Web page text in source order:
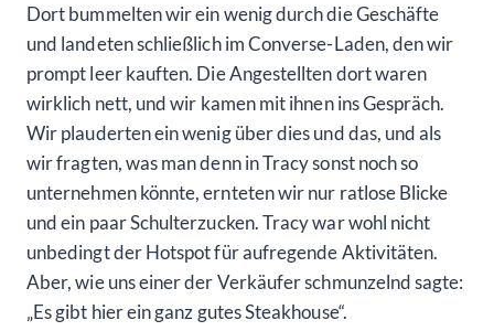
Dort bummelten wir ein wenig durch die Geschäfte
und landeten schließlich im Converse-Laden, den wir
prompt leer kauften. Die Angestellten dort waren
wirklich nett, und wir kamen mit ihnen ins Gespräch.
Wir plauderten ein wenig über dies und das, und als
wir fragten, was man denn in Tracy sonst noch so
unternehmen könnte, ernteten wir nur ratlose Blicke
und ein paar Schulterzucken. Tracy war wohl nicht
unbedingt der Hotspot für aufregende Aktivitäten.
Aber, wie uns einer der Verkäufer schmunzelnd sagte:
„Es gibt hier ein ganz gutes Steakhouse“.